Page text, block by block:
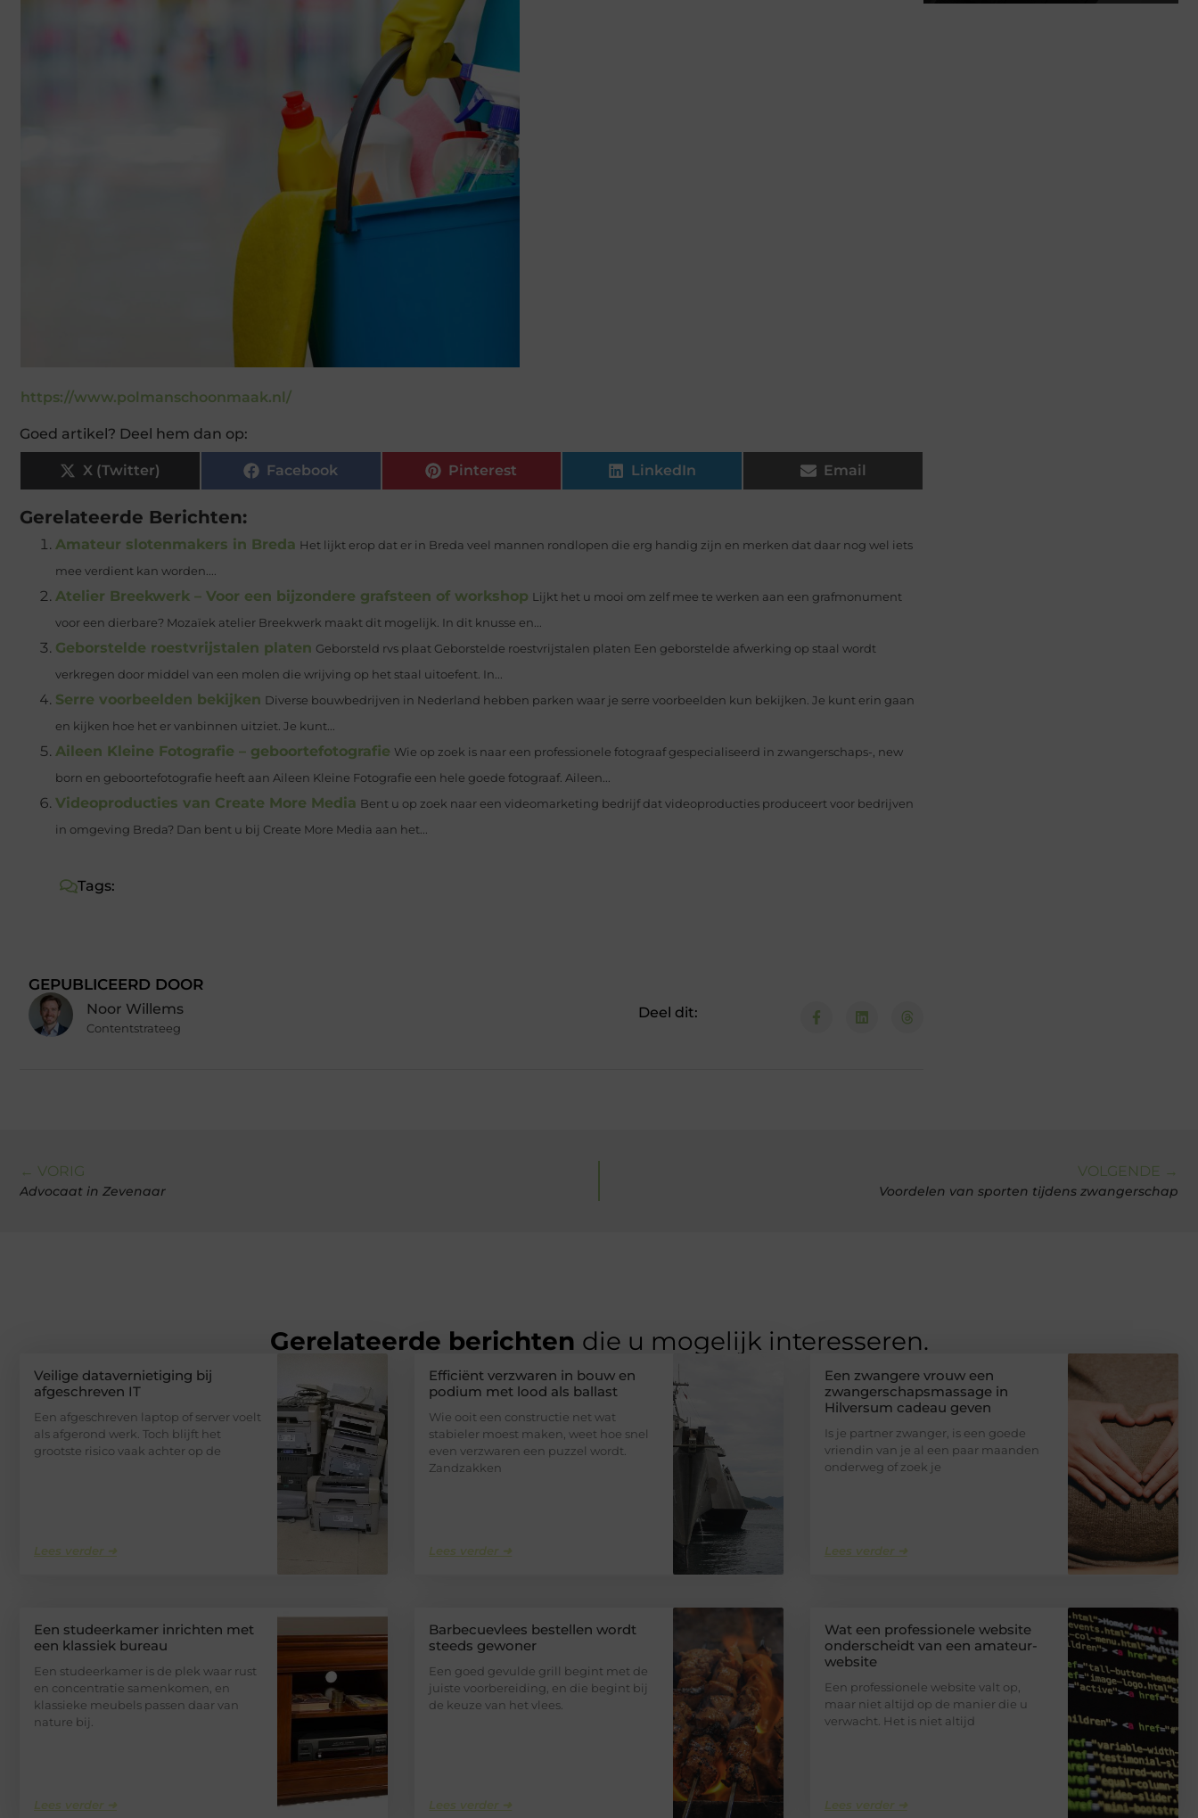
https://www.polmanschoonmaak.nl/
Goed artikel? Deel hem dan op:
X (Twitter) Facebook Pinterest LinkedIn Email
Gerelateerde Berichten:
Amateur slotenmakers in Breda Het lijkt erop dat er in Breda veel mannen rondlopen die erg handig zijn en merken dat daar nog wel iets
mee verdient kan worden....
Atelier Breekwerk – Voor een bijzondere grafsteen of workshop Lijkt het u mooi om zelf mee te werken aan een grafmonument
voor een dierbare? Mozaïek atelier Breekwerk maakt dit mogelijk. In dit knusse en...
Geborstelde roestvrijstalen platen Geborsteld rvs plaat Geborstelde roestvrijstalen platen Een geborstelde afwerking op staal wordt
verkregen door middel van een molen die wrijving op het staal uitoefent. In...
Serre voorbeelden bekijken Diverse bouwbedrijven in Nederland hebben parken waar je serre voorbeelden kun bekijken. Je kunt erin gaan
en kijken hoe het er vanbinnen uitziet. Je kunt...
Aileen Kleine Fotografie – geboortefotografie Wie op zoek is naar een professionele fotograaf gespecialiseerd in zwangerschaps-, new
born en geboortefotografie heeft aan Aileen Kleine Fotografie een hele goede fotograaf. Aileen...
Videoproducties van Create More Media Bent u op zoek naar een videomarketing bedrijf dat videoproducties produceert voor bedrijven
in omgeving Breda? Dan bent u bij Create More Media aan het...
Tags:
GEPUBLICEERD DOOR
Noor Willems
Contentstrateeg
Deel dit:
← VORIG
Advocaat in Zevenaar
VOLGENDE →
Voordelen van sporten tijdens zwangerschap
Gerelateerde berichten die u mogelijk interesseren.
Veilige datavernietiging bij
afgeschreven IT
Een afgeschreven laptop of server voelt
als afgerond werk. Toch blijft het
grootste risico vaak achter op de
Lees verder ➜
Efficiënt verzwaren in bouw en
podium met lood als ballast
Wie ooit een constructie net wat
stabieler moest maken, weet hoe snel
even verzwaren een puzzel wordt.
Zandzakken
Lees verder ➜
Een zwangere vrouw een
zwangerschapsmassage in
Hilversum cadeau geven
Is je partner zwanger, is een goede
vriendin van je al een paar maanden
onderweg of zoek je
Lees verder ➜
Een studeerkamer inrichten met
een klassiek bureau
Een studeerkamer is de plek waar rust
en concentratie samenkomen, en
klassieke meubels passen daar van
nature bij.
Lees verder ➜
Barbecuevlees bestellen wordt
steeds gewoner
Een goed gevulde grill begint met de
juiste voorbereiding, en die begint bij
de keuze van het vlees.
Lees verder ➜
Wat een professionele website
onderscheidt van een amateur-
website
Een professionele website valt op,
maar niet altijd op de manier die u
verwacht. Het is niet altijd
Lees verder ➜